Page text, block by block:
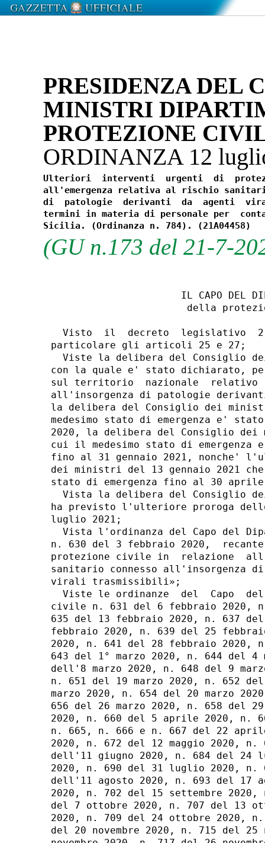
PRESIDENZA DEL
MINISTRI
PROTEZIONE
ORDINANZA 12
Ulteriori  interventi  urgenti  di
all'emergenza relativa al rischio
di  patologie  derivanti  da  agenti
termini in materia di personale per
(GU n.173 del 21-7-
IL CAPO DEL
della
Visto  il  decreto  legislativo
particolare gli articoli 25 e 27;
Viste la delibera del Consiglio
con la quale e' stato dichiarato,
sul territorio  nazionale  relativo
all'insorgenza di patologie
la delibera del Consiglio dei
medesimo stato di emergenza e'
2020, la delibera del Consiglio
cui il medesimo stato di
fino al 31 gennaio 2021, nonche'
dei ministri del 13 gennaio 2021
stato di emergenza fino al 30
Vista la delibera del Consiglio
ha previsto l'ulteriore proroga
luglio 2021;
Vista l'ordinanza del Capo del
n. 630 del 3 febbraio 2020,
protezione civile in  relazione
sanitario connesso all'insorgenza
virali trasmissibili»;
Viste le ordinanze  del  Capo
civile n. 631 del 6 febbraio 2020,
635 del 13 febbraio 2020, n. 637
febbraio 2020, n. 639 del 25
2020, n. 641 del 28 febbraio
643 del 1° marzo 2020, n. 644 del
dell'8 marzo 2020, n. 648 del 9
n. 651 del 19 marzo 2020, n. 652
marzo 2020, n. 654 del 20 marzo
656 del 26 marzo 2020, n. 658 del
2020, n. 660 del 5 aprile 2020, n.
n. 665, n. 666 e n. 667 del 22
2020, n. 672 del 12 maggio 2020,
dell'11 giugno 2020, n. 684 del
2020, n. 690 del 31 luglio 2020, n.
dell'11 agosto 2020, n. 693 del 17
2020, n. 702 del 15 settembre
del 7 ottobre 2020, n. 707 del 13
2020, n. 709 del 24 ottobre 2020, n.
del 20 novembre 2020, n. 715 del